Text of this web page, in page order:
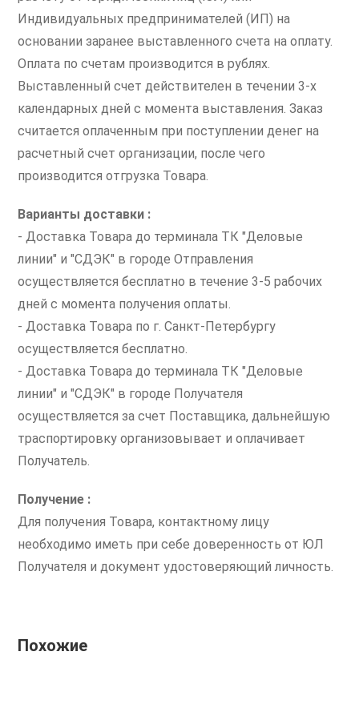
Индивидуальных предпринимателей (ИП) на
основании заранее выставленного счета на оплату.
Оплата по счетам производится в рублях.
Выставленный счет действителен в течении 3-х
календарных дней с момента выставления. Заказ
считается оплаченным при поступлении денег на
расчетный счет организации, после чего
производится отгрузка Товара.
Варианты доставки :
- Доставка Товара до терминала ТК "Деловые
линии" и "СДЭК" в городе Отправления
осуществляется бесплатно в течение 3-5 рабочих
дней с момента получения оплаты.
- Доставка Товара по г. Санкт-Петербургу
осуществляется бесплатно.
- Доставка Товара до терминала ТК "Деловые
линии" и "СДЭК" в городе Получателя
осуществляется за счет Поставщика, дальнейшую
траспортировку организовывает и оплачивает
Получатель.
Получение :
Для получения Товара, контактному лицу
необходимо иметь при себе доверенность от ЮЛ
Получателя и документ удостоверяющий личность.
Похожие